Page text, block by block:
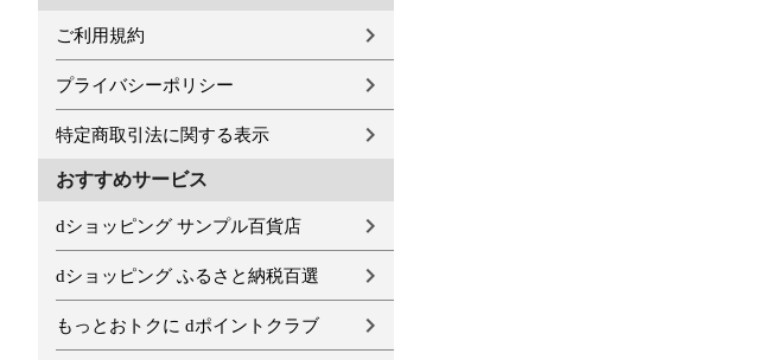
ご利用規約
プライバシーポリシー
特定商取引法に関する表示
おすすめサービス
dショッピング サンプル百貨店
dショッピング ふるさと納税百選
もっとおトクに dポイントクラブ